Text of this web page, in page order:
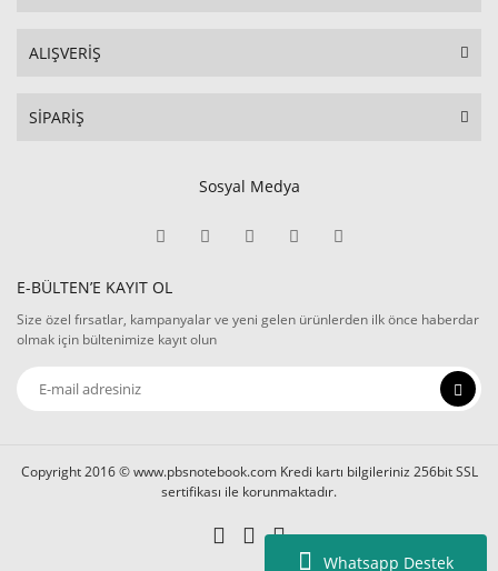
Whatsapp Destek
ALIŞVERİŞ
SİPARİŞ
Sosyal Medya
E-BÜLTEN’E KAYIT OL
Size özel fırsatlar, kampanyalar ve yeni gelen ürünlerden ilk önce haberdar
olmak için bültenimize kayıt olun
Copyright 2016 © www.pbsnotebook.com Kredi kartı bilgileriniz 256bit SSL
sertifikası ile korunmaktadır.